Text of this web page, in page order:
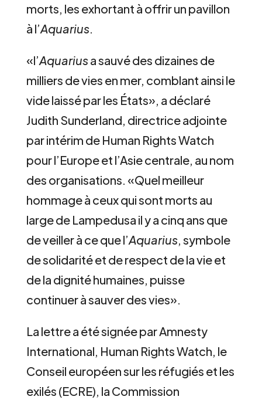
morts, les exhortant à offrir un pavillon
à l’Aquarius.
«l’Aquariusa sauvé des dizaines de
milliers de vies en mer, comblant ainsi le
vide laissé par les États», a déclaré
Judith Sunderland, directrice adjointe
par intérim de Human Rights Watch
pour l’Europe et l’Asie centrale, au nom
des organisations. «Quel meilleur
hommage à ceux qui sont morts au
large de Lampedusa il y a cinq ans que
de veiller à ce que l’Aquarius, symbole
de solidarité et de respect de la vie et
de la dignité humaines, puisse
continuer à sauver des vies».
La lettre a été signée par Amnesty
International, Human Rights Watch, le
Conseil européen sur les réfugiés et les
exilés (ECRE), la Commission